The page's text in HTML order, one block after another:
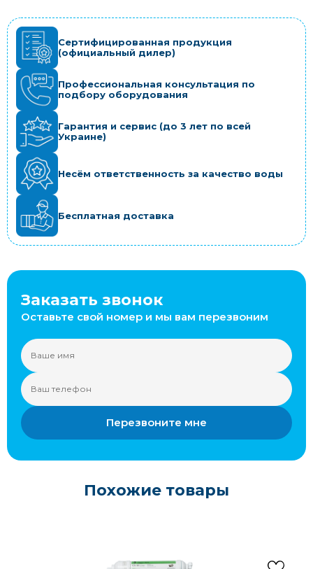
Сертифицированная продукция
(официальный дилер)
Профессиональная консультация по
подбору оборудования
Гарантия и сервис (до 3 лет по всей
Украине)
Несём ответственность за качество воды
Бесплатная доставка
Заказать звонок
Оставьте свой номер и мы вам перезвоним
Перезвоните мне
Похожие товары